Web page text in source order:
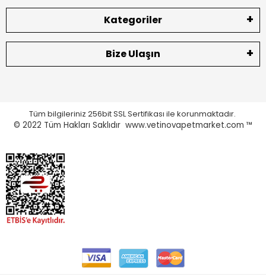
Kategoriler
Bize Ulaşın
Tüm bilgileriniz 256bit SSL Sertifikası ile korunmaktadır.
© 2022 Tüm Hakları Saklıdır www.vetinovapetmarket.com ™